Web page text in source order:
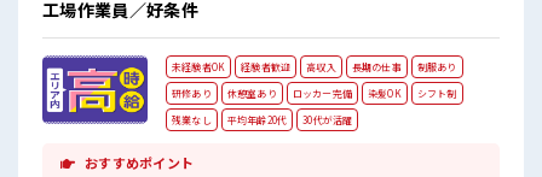
工場作業員／好条件
未経験者OK 経験者歓迎 高収入 長期の仕事
制服あり
研修あり
休憩室あり ロッカー完備 染髪OK
シフト制
残業なし
平均年齢20代 30代が活躍
おすすめポイント